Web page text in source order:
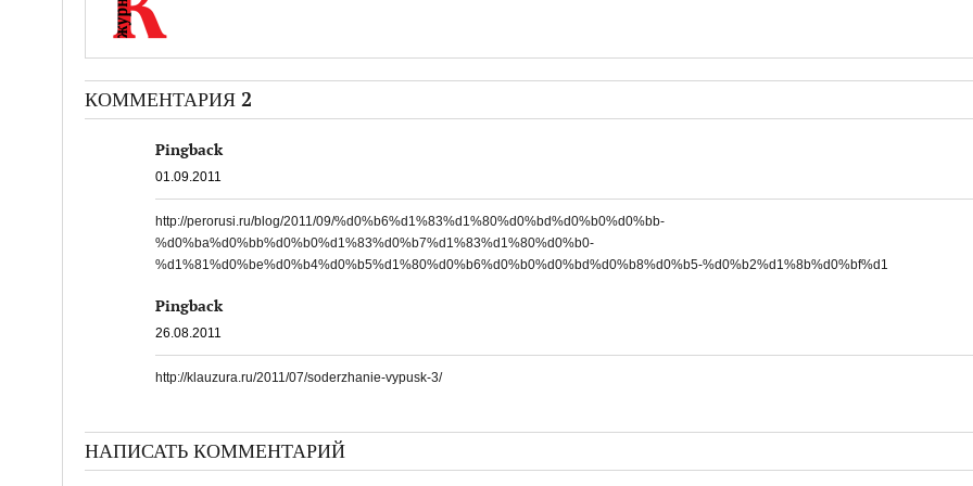
КОММЕНТАРИЯ 2
Pingback
01.09.2011
http://perorusi.ru/blog/2011/09/%d0%b6%d1%83%d1%80%d0%bd%d0%b0%d0%bb-
%d0%ba%d0%bb%d0%b0%d1%83%d0%b7%d1%83%d1%80%d0%b0-
%d1%81%d0%be%d0%b4%d0%b5%d1%80%d0%b6%d0%b0%d0%bd%d0%b8%d0%b5-%d0%b2%d1%8b%d0%bf%d1
Pingback
26.08.2011
http://klauzura.ru/2011/07/soderzhanie-vypusk-3/
НАПИСАТЬ КОММЕНТАРИЙ